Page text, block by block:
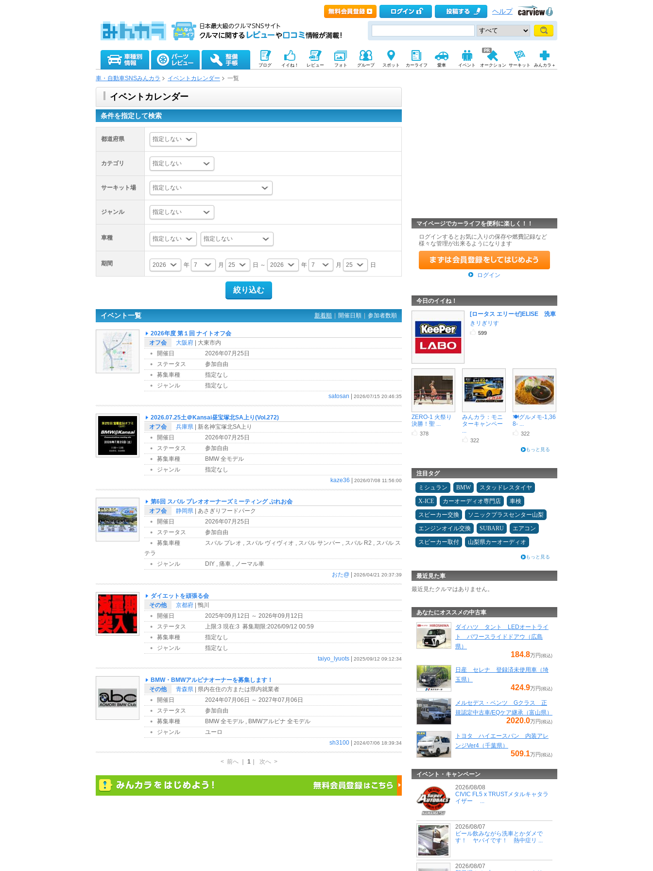
ヘルプ
ブログ イイね！ レビュー フォト グループ スポット カーライフ 愛車 イベント オークション サーキット みんカラ＋
車・自動車SNSみんカラ イベントカレンダー 一覧
イベントカレンダー
条件を指定して検索
都道府県
カテゴリ
サーキット場
ジャンル
車種
期間 年 月 日 ～ 年 月 日
イベント一覧 新着順 開催日順 参加者数順
2026年度 第１回 ナイトオフ会
オフ会
大阪府 | 大東市内
開催日
2026年07月25日
ステータス
参加自由
募集車種
指定なし
ジャンル
指定なし
satosan
2026/07/15 20:46:35
2026.07.25土＠Kansai昼宝塚北SA上り(Vol.272)
オフ会
兵庫県 | 新名神宝塚北SA上り
開催日
2026年07月25日
ステータス
参加自由
募集車種
BMW 全モデル
ジャンル
指定なし
kaze36
2026/07/08 11:56:00
第6回 スバル プレオオーナーズミーティング ぷれお会
オフ会
静岡県 | あさぎりフードパーク
開催日
2026年07月25日
ステータス
参加自由
募集車種
スバル プレオ , スバル ヴィヴィオ , スバル サンバー , スバル R2 , スバル ス
テラ
ジャンル
DIY , 痛車 , ノーマル車
おた@
2026/04/21 20:37:39
ダイエットを頑張る会
その他
京都府 | 鴨川
開催日
2025年09月12日 ～ 2026年09月12日
ステータス
上限:3 現在:3 募集期限:2026/09/12 00:59
募集車種
指定なし
ジャンル
指定なし
taiyo_lyuots
2025/09/12 09:12:34
BMW・BMWアルピナオーナーを募集します！
その他
青森県 | 県内在住の方または県内就業者
開催日
2024年07月06日 ～ 2027年07月06日
ステータス
参加自由
募集車種
BMW 全モデル , BMWアルピナ 全モデル
ジャンル
ユーロ
sh3100
2024/07/06 18:39:34
< 前へ 1｜ 次へ >
マイページでカーライフを便利に楽しく！！
ログインするとお気に入りの保存や燃費記録など
様々な管理が出来るようになります
ログイン
今日のイイね！
[ロータス エリーゼ]ELISE 洗車
きリぎリす
599
ZERO-1 火祭り
決勝！聖 ...
378
みんカラ：モニ
ターキャンペー
...
322
🍽️グルメモ-1,36
8- ...
322
もっと見る
注目タグ
ミシュラン BMW
スタッドレスタイヤ
X-ICE
カーオーディオ専門店
車検
スピーカー交換
ソニックプラスセンター山梨
エンジンオイル交換
SUBARU
エアコン
スピーカー取付
山梨県カーオーディオ
もっと見る
最近見た車
最近見たクルマはありません。
あなたにオススメの中古車
ダイハツ タント LEDオートライ
ト パワースライドドアウ（広島
県）
184.8万円(税込)
日産 セレナ 登録済未使用車（埼
玉県）
424.9万円(税込)
メルセデス・ベンツ Gクラス 正
規認定中古車/EQケア継承（富山県）
2020.0万円(税込)
トヨタ ハイエースバン 内装アレ
ンジVer4（千葉県）
509.1万円(税込)
イベント・キャンペーン
2026/08/08
CIVIC FL5 x TRUSTメタルキャタラ
イザー ...
2026/08/07
ビール飲みながら洗車とかダメで
す！ ヤバイです！ 熱中症リ ...
2026/08/07